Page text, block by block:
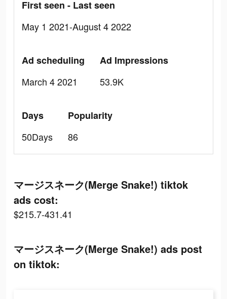
First seen - Last seen
May 1 2021-August 4 2022
Ad scheduling
March 4 2021
Ad Impressions
53.9K
Days
50Days
Popularity
86
マージスネーク(Merge Snake!) tiktok
ads cost:
$215.7-431.41
マージスネーク(Merge Snake!) ads post
on tiktok: